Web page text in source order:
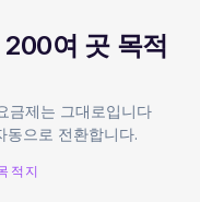
여 곳 목적
금제는 그대로입니다
동으로 전환합니다.
적지